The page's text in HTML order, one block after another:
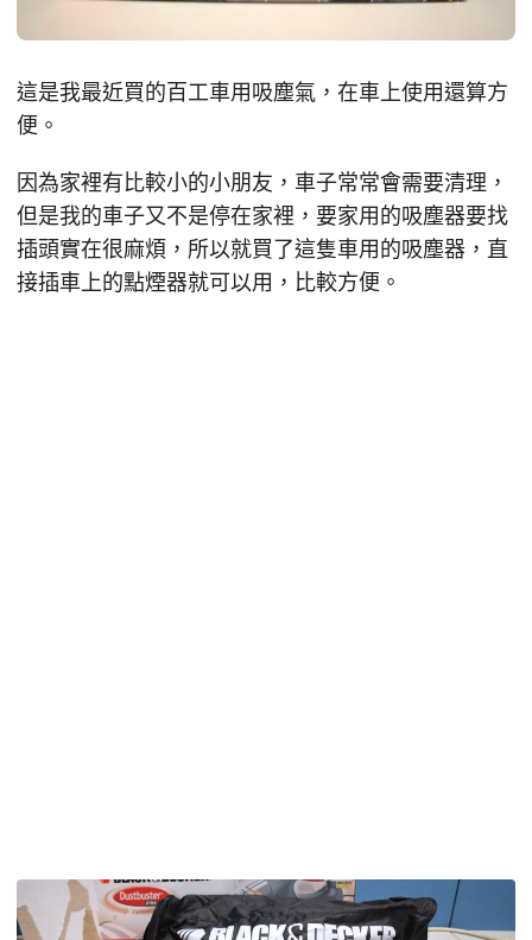
這是我最近買的百工車用吸塵氣，在車上使用還算方
便。
因為家裡有比較小的小朋友，車子常常會需要清理，
但是我的車子又不是停在家裡，要家用的吸塵器要找
插頭實在很麻煩，所以就買了這隻車用的吸塵器，直
接插車上的點煙器就可以用，比較方便。